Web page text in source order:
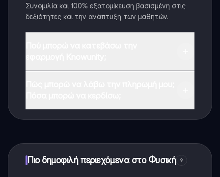
Συνομιλία και 100% εξατομίκευση βασισμένη στις
δεξιότητες και την ανάπτυξη των μαθητών.
Πιο δημοφιλή περιεχόμενα στο Φυσική 9